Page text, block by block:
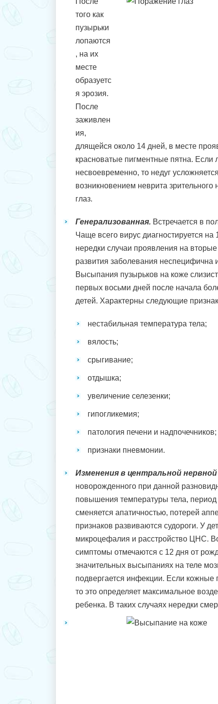
того как
пузырьки
лопаются
, на их
месте
образуетс
я эрозия.
После
заживлен
ия,
длящейся около 14 дней, в месте
красноватые пигментные пятна. Если
несвоевременно, то недуг
возникновением неврита зрительного
глаз.
Генерализованная. Встречается в
Чаще всего вирус диагностируется
нередки случаи проявления на
развития заболевания неспецифична
Высыпания пузырьков на коже
первых восьми дней после начала
детей. Характерны следующие
нестабильная температура тела;
вялость;
срыгивание;
отдышка;
увеличение селезенки;
гипогликемия;
патология печени и надпочечников;
признаки пневмонии.
Изменения в центральной
новорожденного при данной
повышения температуры тела, период
сменяется апатичностью, потерей
признаков развиваются судороги. У
микроцефалия и расстройство ЦНС.
симптомы отмечаются с 12 дня от
значительных высыпаниях на теле
подвергается инфекции. Если
то это определяет максимальное
ребенка. В таких случаях нередки